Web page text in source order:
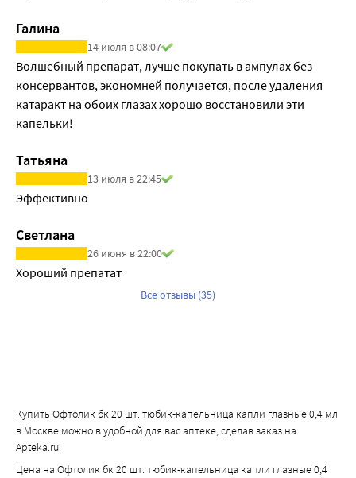
Галина
14 июля в 08:07
Волшебный препарат, лучше покупать в ампулах без
консервантов, экономней получается, после удаления
катаракт на обоих глазах хорошо восстановили эти
капельки!
Татьяна
13 июля в 22:45
Эффективно
Светлана
26 июня в 22:00
Хороший препатат
Все отзывы (35)
Купить Офтолик бк 20 шт. тюбик-капельница капли глазные 0,4 мл
в Москве можно в удобной для вас аптеке, сделав заказ на
Apteka.ru.
Цена на Офтолик бк 20 шт. тюбик-капельница капли глазные 0,4